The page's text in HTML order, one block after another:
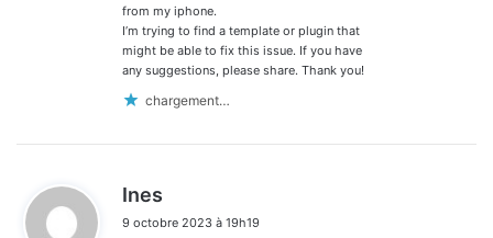
from my iphone.
I’m trying to find a template or plugin that
might be able to fix this issue. If you have
any suggestions, please share. Thank you!
chargement…
Ines
t
9 octobre 2023 à 19h19